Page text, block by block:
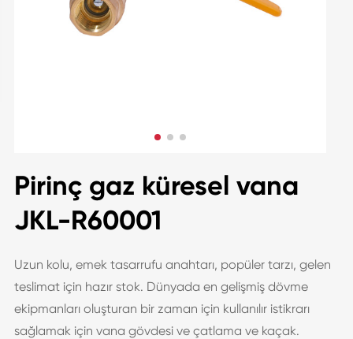
Pirinç gaz küresel vana
JKL-R60001
Uzun kolu, emek tasarrufu anahtarı, popüler tarzı, gelen
teslimat için hazır stok. Dünyada en gelişmiş dövme
ekipmanları oluşturan bir zaman için kullanılır istikrarı
sağlamak için vana gövdesi ve çatlama ve kaçak.